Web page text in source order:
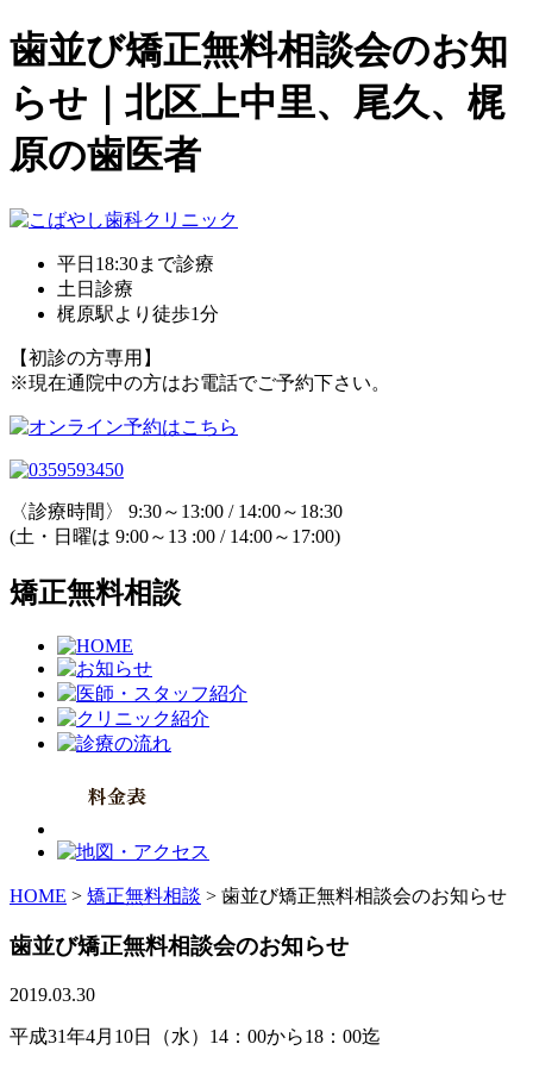
歯並び矯正無料相談会のお知
らせ｜北区上中里、尾久、梶
原の歯医者
平日18:30まで診療
土日診療
梶原駅より徒歩1分
【初診の方専用】
※現在通院中の方はお電話でご予約下さい。
〈診療時間〉 9:30～13:00 / 14:00～18:30
(土・日曜は 9:00～13 :00 / 14:00～17:00)
矯正無料相談
HOME > 矯正無料相談 > 歯並び矯正無料相談会のお知らせ
歯並び矯正無料相談会のお知らせ
2019.03.30
平成31年4月10日（水）14：00から18：00迄